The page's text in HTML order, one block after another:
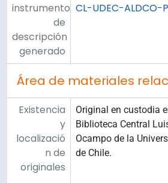
instrumento
de
descripción
generado
CL-UDEC-ALDCO-
Área de materiales
Existencia
y
localizació
n de
originales
Original en custodia
Biblioteca Central
Ocampo de la
de Chile.